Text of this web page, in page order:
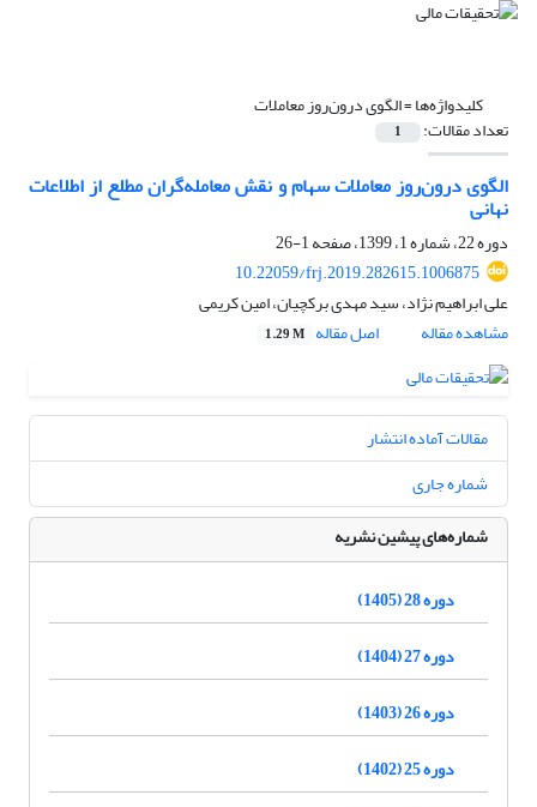
کلیدواژه‌ها =الگوی درون‌روز معاملات
تعداد مقالات: 1
الگوی درون‌روز معاملات سهام و نقش معامله‌گران مطلع از اطلاعات
نهانی
دوره 22، شماره 1، 1399، صفحه
1-26
10.22059/frj.2019.282615.1006875
علی ابراهیم نژاد، سید مهدی برکچیان، امین کریمی
مشاهده مقاله
اصل مقاله 1.29 M
مقالات آماده انتشار
شماره جاری
شماره‌های پیشین نشریه
دوره 28 (1405)
دوره 27 (1404)
دوره 26 (1403)
دوره 25 (1402)